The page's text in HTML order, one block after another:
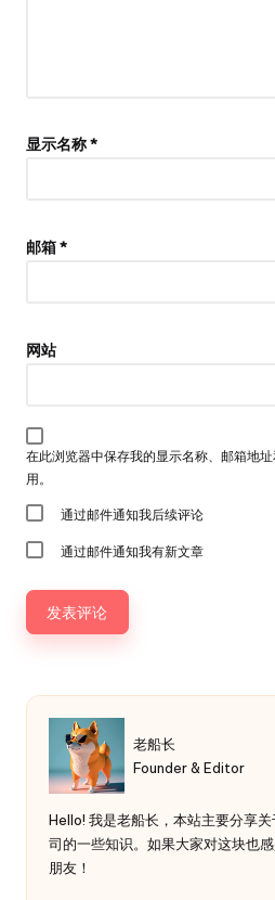
显示名称*
邮箱*
网站
在此浏览器中保存我的显示名称、邮箱地
用。
通过邮件通知我后续评论
通过邮件通知我有新文章
老船长
Founder & Editor
Hello! 我是老船长，本站主要分享
司的一些知识。如果大家对这块也
朋友！